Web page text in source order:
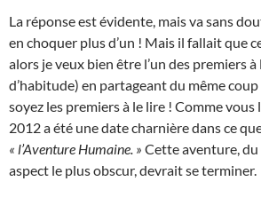
La réponse est évidente, mais va sans
en choquer plus d’un ! Mais il fallait que
alors je veux bien être l’un des premiers
d’habitude) en partageant du même
soyez les premiers à le lire ! Comme vous
2012 a été une date charnière dans ce
« l’Aventure Humaine. » Cette aventure, du
aspect le plus obscur, devrait se terminer.